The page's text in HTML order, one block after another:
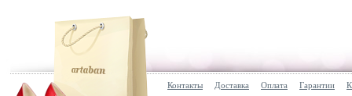
Контакты Доставка Оплата Гарантии